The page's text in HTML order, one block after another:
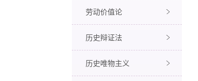
劳动价值论
历史辩证法
历史唯物主义